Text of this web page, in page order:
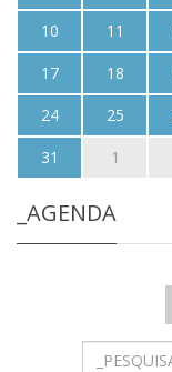
10
11
17
18
24
25
31
1
_AGENDA